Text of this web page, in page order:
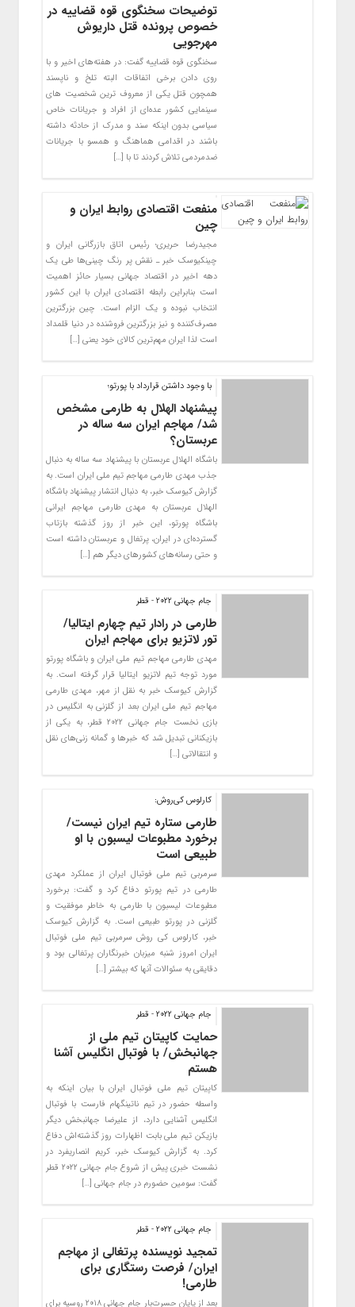
توضیحات سخنگوی قوه قضاییه در
خصوص پرونده قتل داریوش
مهرجویی
سخنگوی قوه قضاییه گفت: در هفته‌های اخیر و با
روی دادن برخی اتفاقات البته تلخ و ناپسند
همچون قتل یکی از معروف ترین شخصیت های
سینمایی کشور عده‌ای از افراد و جریانات خاص
سیاسی بدون اینکه سند و مدرک از حادثه داشته
باشند در اقدامی هماهنگ و همسو با جریانات
ضدمردمی تلاش کردند تا با […]
منفعت اقتصادی روابط ایران و
چین
مجیدرضا حریری؛ رئیس اتاق بازرگانی ایران و
چینکیوسک خبر ـ نقش پر رنگ چینی‌ها طی یک
دهه اخیر در اقتصاد جهانی بسیار حائز اهمیت
است بنابراین رابطه اقتصادی ایران با این کشور
انتخاب نبوده و یک الزام است. چین بزرگترین
مصرف‌کننده و نیز بزرگترین فروشنده در دنیا قلمداد
است لذا ایران مهم‌ترین کالای خود یعنی […]
با وجود داشتن قرارداد با پورتو؛
پیشنهاد الهلال به طارمی مشخص
شد/ مهاجم ایران سه ساله در
عربستان؟
باشگاه الهلال عربستان با پیشنهاد سه ساله به دنبال
جذب مهدی طارمی مهاجم تیم ملی ایران است. به
گزارش کیوسک خبر، به دنبال انتشار پیشنهاد باشگاه
الهلال عربستان به مهدی طارمی مهاجم ایرانی
باشگاه پورتو، این خبر از روز گذشته بازتاب
گسترده‌ای در ایران، پرتغال و عربستان داشته است
و حتی رسانه‌های کشورهای دیگر هم […]
جام جهانی ۲۰۲۲ - قطر
طارمی در رادار تیم چهارم ایتالیا/
تور لاتزیو برای مهاجم ایران
مهدی طارمی مهاجم تیم ملی ایران و باشگاه پورتو
مورد توجه تیم لاتزیو ایتالیا قرار گرفته است. به
گزارش کیوسک خبر به نقل از مهر، مهدی طارمی
مهاجم تیم ملی ایران بعد از گلزنی به انگلیس در
بازی نخست جام جهانی ۲۰۲۲ قطر، به یکی از
بازیکنانی تبدیل شد که خبرها و گمانه زنی‌های نقل
و انتقالاتی […]
کارلوس کی‌روش:
طارمی ستاره تیم ایران نیست/
برخورد مطبوعات لیسبون با او
طبیعی است
سرمربی تیم ملی فوتبال ایران از عملکرد مهدی
طارمی در تیم پورتو دفاع کرد و گفت: برخورد
مطبوعات لیسبون با طارمی به خاطر موفقیت و
گلزنی در پورتو طبیعی است. به گزارش کیوسک
خبر، کارلوس کی روش سرمربی تیم ملی فوتبال
ایران امروز شنبه میزبان خبرنگاران پرتغالی بود و
دقایقی به سئوالات آنها که بیشتر […]
جام جهانی ۲۰۲۲ - قطر
حمایت کاپیتان تیم ملی از
جهانبخش/ با فوتبال انگلیس آشنا
هستم
کاپیتان تیم ملی فوتبال ایران با بیان اینکه به
واسطه حضور در تیم ناتینگهام فارست با فوتبال
انگلیس آشنایی دارد، از علیرضا جهانبخش دیگر
بازیکن تیم ملی بابت اظهارات روز گذشته‌اش دفاع
کرد. به گزارش کیوسک خبر، کریم انصاریفرد در
نشست خبری پیش از شروع جام جهانی ۲۰۲۲ قطر
گفت: سومین حضورم در جام جهانی […]
جام جهانی ۲۰۲۲ - قطر
تمجید نویسنده پرتغالی از مهاجم
ایران/ فرصت رستگاری برای
طارمی!
بعد از پایان حسرت‌بار جام جهانی ۲۰۱۸ روسیه برای